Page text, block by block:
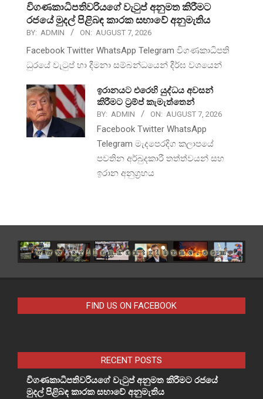
විගණකාධිපතිවරියගේ වැටුප් අනුමත කිරීමට
රජයේ මුදල් පිළිබඳ කාරක සභාවේ අනුමැතිය
BY: ADMIN ON: AUGUST 7, 2026
Facebook Twitter WhatsApp Telegram විගණකාධිපති
ධුරයේ වැටුප් හා දීමනා සම්බන්ධයෙන් දීර්ඝ වශයෙන්
ඉරානයට එරෙහි යුද්ධය අවසන්
කිරීමට ට්‍රම්ප් කැමැත්තෙන්
BY: ADMIN ON: AUGUST 7, 2026
Facebook Twitter WhatsApp
Telegram මැදපෙරදිග කලාපයේ
පවතින අර්බුදකාරී තත්ත්වයන් සහ
ඉරාන අනුග්‍රහය
FIND US ON FACEBOOK
RECENT POSTS
විගණකාධිපතිවරියගේ වැටුප් අනුමත කිරීමට රජයේ
මුදල් පිළිබඳ කාරක සභාවේ අනුමැතිය